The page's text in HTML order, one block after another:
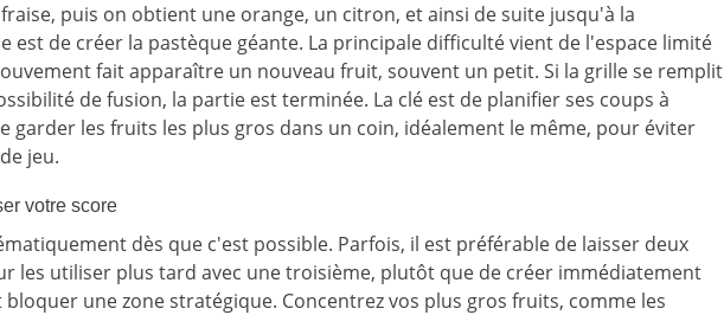
puis on obtient une orange, un citron, et ainsi de suite jusqu'à la
est de créer la pastèque géante. La principale difficulté vient de l'espace limité
fait apparaître un nouveau fruit, souvent un petit. Si la grille se remplit
de fusion, la partie est terminée. La clé est de planifier ses coups à
garder les fruits les plus gros dans un coin, idéalement le même, pour éviter
jeu.
votre score
dès que c'est possible. Parfois, il est préférable de laisser deux
les utiliser plus tard avec une troisième, plutôt que de créer immédiatement
une zone stratégique. Concentrez vos plus gros fruits, comme les